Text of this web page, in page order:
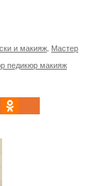
и макияж Мастер
педикюр макияж